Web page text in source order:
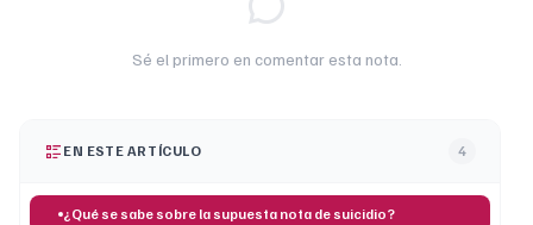
Sé el primero en comentar esta nota.
EN ESTE ARTÍCULO 4
¿Qué se sabe sobre la supuesta nota de suicidio?